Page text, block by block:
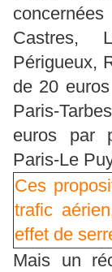
Castres,
Périgueux,
de 20
Paris-
euros par
Paris-Le
Ces
trafic
effet de
Mais un